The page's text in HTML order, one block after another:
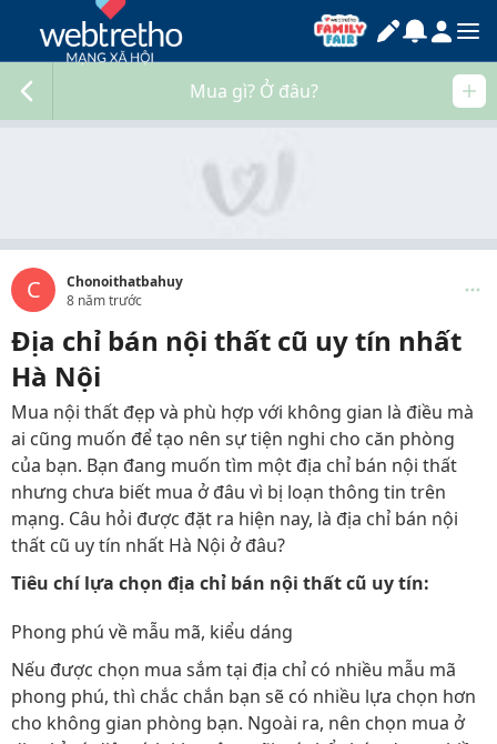
Mua gì? Ở đâu?
C
Chonoithatbahuy
8 năm trước
Địa chỉ bán nội thất cũ uy tín nhất
Hà Nội
Mua nội thất đẹp và phù hợp với không gian là điều mà
ai cũng muốn để tạo nên sự tiện nghi cho căn phòng
của bạn. Bạn đang muốn tìm một địa chỉ bán nội thất
nhưng chưa biết mua ở đâu vì bị loạn thông tin trên
mạng. Câu hỏi được đặt ra hiện nay, là địa chỉ bán nội
thất cũ uy tín nhất Hà Nội ở đâu?
Tiêu chí lựa chọn địa chỉ bán nội thất cũ uy tín:
Phong phú về mẫu mã, kiểu dáng
Nếu được chọn mua sắm tại địa chỉ có nhiều mẫu mã
phong phú, thì chắc chắn bạn sẽ có nhiều lựa chọn hơn
cho không gian phòng bạn. Ngoài ra, nên chọn mua ở